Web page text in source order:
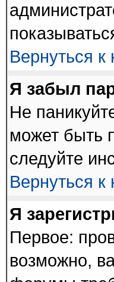
Вернуться к
Я забыл
Не
может быть
следуйте
Вернуться к
Я
Первое:
возможно,